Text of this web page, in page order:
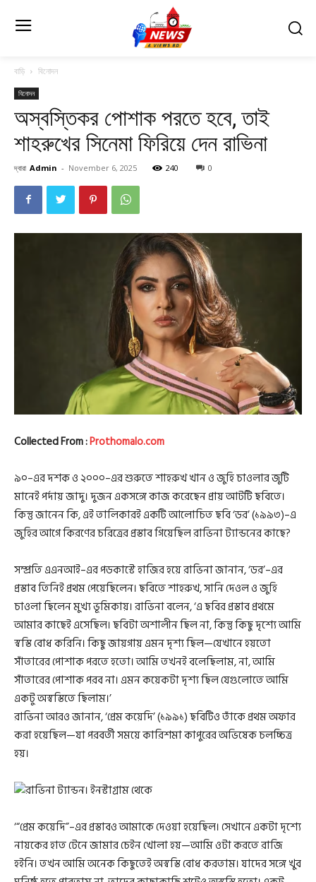
বাড়ি বিনোদন
বিনোদন
অস্বস্তিকর পোশাক পরতে হবে, তাই
শাহরুখের সিনেমা ফিরিয়ে দেন রাভিনা
দ্বারা Admin - November 6, 2025 240 0
Collected From :Prothomalo.com
৯০–এর দশক ও ২০০০–এর শুরুতে শাহরুখ খান ও জুহি চাওলার জুটি
মানেই পর্দায় জাদু। দুজন একসঙ্গে কাজ করেছেন প্রায় আটটি ছবিতে।
কিন্তু জানেন কি, এই তালিকারই একটি আলোচিত ছবি ‘ডর’ (১৯৯৩)–এ
জুহির আগে কিরণের চরিত্রের প্রস্তাব গিয়েছিল রাভিনা ট্যান্ডনের কাছে?
সম্প্রতি এএনআই–এর পডকাস্টে হাজির হয়ে রাভিনা জানান, ‘ডর’–এর
প্রস্তাব তিনিই প্রথম পেয়েছিলেন। ছবিতে শাহরুখ, সানি দেওল ও জুহি
চাওলা ছিলেন মুখ্য ভূমিকায়। রাভিনা বলেন, ‘এ ছবির প্রস্তাব প্রথমে
আমার কাছেই এসেছিল। ছবিটা অশালীন ছিল না, কিন্তু কিছু দৃশ্যে আমি
স্বস্তি বোধ করিনি। কিছু জায়গায় এমন দৃশ্য ছিল—যেখানে হয়তো
সাঁতারের পোশাক পরতে হতো। আমি তখনই বলেছিলাম, না, আমি
সাঁতারের পোশাক পরব না। এমন কয়েকটা দৃশ্য ছিল যেগুলোতে আমি
একটু অস্বস্তিতে ছিলাম।’
রাভিনা আরও জানান, ‘প্রেম কয়েদি’ (১৯৯১) ছবিটিও তাঁকে প্রথম অফার
করা হয়েছিল—যা পরবর্তী সময়ে কারিশমা কাপুরের অভিষেক চলচ্চিত্র
হয়।
‘“প্রেম কয়েদি”–এর প্রস্তাবও আমাকে দেওয়া হয়েছিল। সেখানে একটা দৃশ্যে
নায়কের হাত টেনে জামার চেইন খোলা হয়—আমি ওটা করতে রাজি
হইনি। তখন আমি অনেক কিছুতেই অস্বস্তি বোধ করতাম। যাদের সঙ্গে খুব